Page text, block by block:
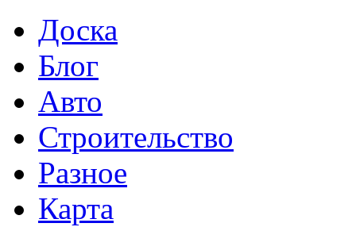
Доска
Блог
Авто
Строительство
Разное
Карта